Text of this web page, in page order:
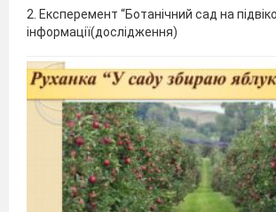
2. Експеремент “Ботанічний сад на
інформації(дослідження)